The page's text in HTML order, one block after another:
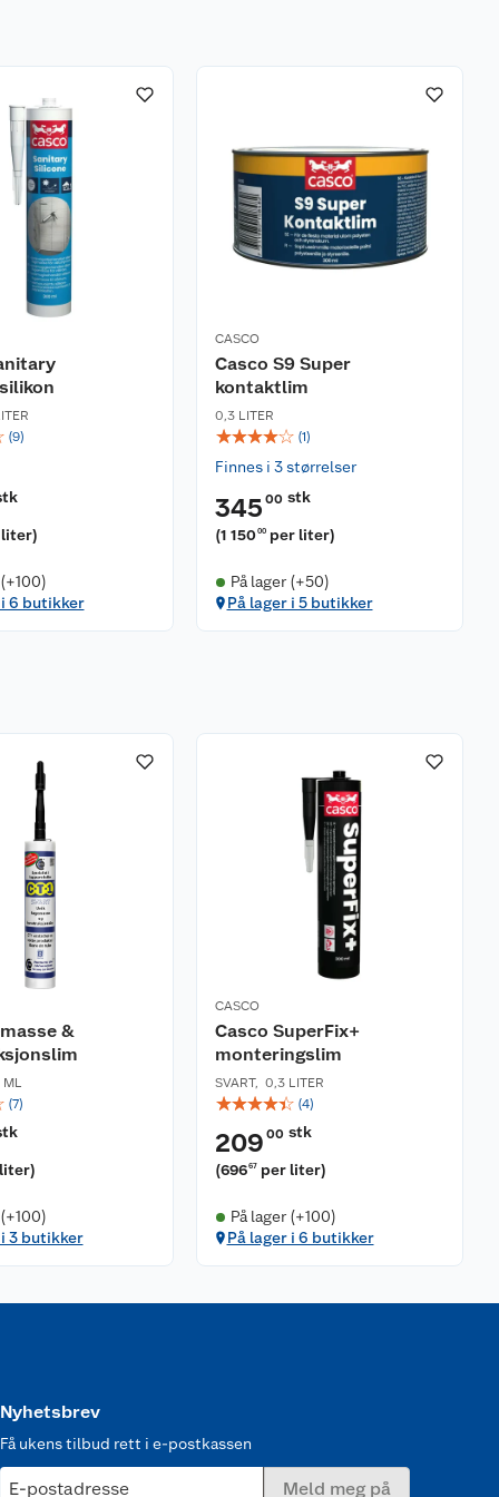
(9)
liter)
i 6 butikker
CASCO
Casco S9 Super
kontaktlim
0,3 LITER
☆☆☆☆☆ (1)
Finnes i 3 størrelser
345 00 stk
(1 15000 per liter)
På lager (+50)
På lager i 5 butikker
&
(7)
)
3 butikker
CASCO
Casco SuperFix+
monteringslim
SVART, 0,3 LITER
☆☆☆☆☆ (4)
209 00 stk
(69667 per liter)
På lager (+100)
På lager i 6 butikker
Nyhetsbrev
Få ukens tilbud rett i e-postkassen
E-postadresse Meld meg på